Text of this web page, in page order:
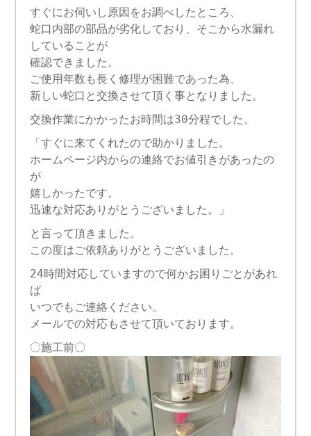
すぐにお伺いし原因をお調べしたところ、
蛇口内部の部品が劣化しており、そこから水漏れ
していることが
確認できました。
ご使用年数も長く修理が困難であった為、
新しい蛇口と交換させて頂く事となりました。
交換作業にかかったお時間は30分程でした。
「すぐに来てくれたので助かりました。
ホームページ内からの連絡でお値引きがあったの
が
嬉しかったです。
迅速な対応ありがとうございました。」
と言って頂きました。
この度はご依頼ありがとうございました。
24時間対応していますので何かお困りごとがあれ
ば
いつでもご連絡ください。
メールでの対応もさせて頂いております。
〇施工前〇